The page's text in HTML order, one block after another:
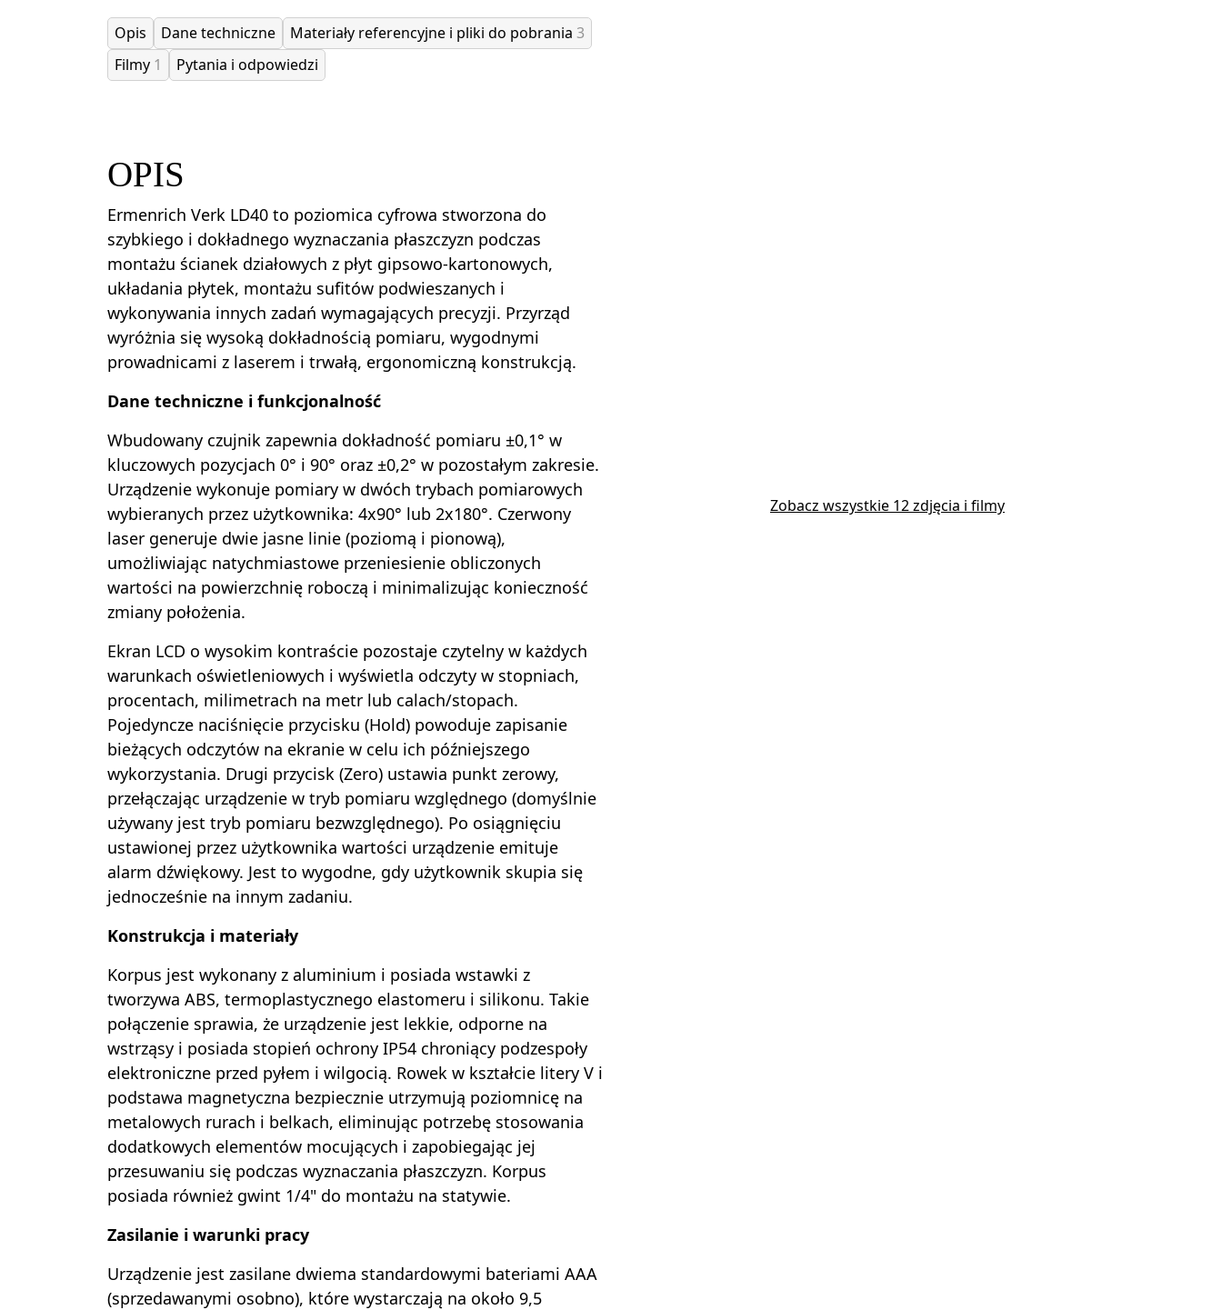
Zobacz wszystkie 12 zdjęcia i filmy
Opis Dane techniczne Materiały referencyjne i pliki do pobrania 3
Filmy 1 Pytania i odpowiedzi
OPIS
Ermenrich Verk LD40 to poziomica cyfrowa stworzona do
szybkiego i dokładnego wyznaczania płaszczyzn podczas
montażu ścianek działowych z płyt gipsowo-kartonowych,
układania płytek, montażu sufitów podwieszanych i
wykonywania innych zadań wymagających precyzji. Przyrząd
wyróżnia się wysoką dokładnością pomiaru, wygodnymi
prowadnicami z laserem i trwałą, ergonomiczną konstrukcją.
Dane techniczne i funkcjonalność
Wbudowany czujnik zapewnia dokładność pomiaru ±0,1° w
kluczowych pozycjach 0° i 90° oraz ±0,2° w pozostałym zakresie.
Urządzenie wykonuje pomiary w dwóch trybach pomiarowych
wybieranych przez użytkownika: 4x90° lub 2x180°. Czerwony
laser generuje dwie jasne linie (poziomą i pionową),
umożliwiając natychmiastowe przeniesienie obliczonych
wartości na powierzchnię roboczą i minimalizując konieczność
zmiany położenia.
Ekran LCD o wysokim kontraście pozostaje czytelny w każdych
warunkach oświetleniowych i wyświetla odczyty w stopniach,
procentach, milimetrach na metr lub calach/stopach.
Pojedyncze naciśnięcie przycisku (Hold) powoduje zapisanie
bieżących odczytów na ekranie w celu ich późniejszego
wykorzystania. Drugi przycisk (Zero) ustawia punkt zerowy,
przełączając urządzenie w tryb pomiaru względnego (domyślnie
używany jest tryb pomiaru bezwzględnego). Po osiągnięciu
ustawionej przez użytkownika wartości urządzenie emituje
alarm dźwiękowy. Jest to wygodne, gdy użytkownik skupia się
jednocześnie na innym zadaniu.
Konstrukcja i materiały
Korpus jest wykonany z aluminium i posiada wstawki z
tworzywa ABS, termoplastycznego elastomeru i silikonu. Takie
połączenie sprawia, że urządzenie jest lekkie, odporne na
wstrząsy i posiada stopień ochrony IP54 chroniący podzespoły
elektroniczne przed pyłem i wilgocią. Rowek w kształcie litery V i
podstawa magnetyczna bezpiecznie utrzymują poziomnicę na
metalowych rurach i belkach, eliminując potrzebę stosowania
dodatkowych elementów mocujących i zapobiegając jej
przesuwaniu się podczas wyznaczania płaszczyzn. Korpus
posiada również gwint 1/4" do montażu na statywie.
Zasilanie i warunki pracy
Urządzenie jest zasilane dwiema standardowymi bateriami AAA
(sprzedawanymi osobno), które wystarczają na około 9,5